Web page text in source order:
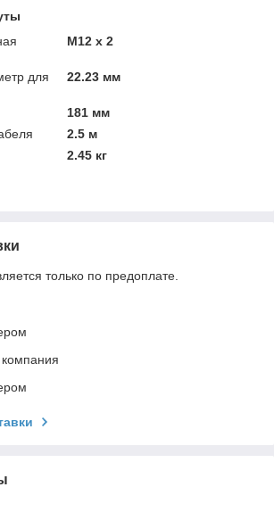
М12 x 2
для
22.23 мм
181 мм
2.5 м
2.45 кг
только по предоплате.